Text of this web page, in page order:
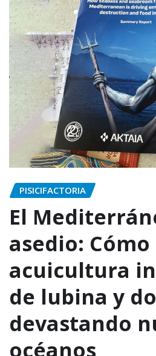
PISICIFACTORIA
El
asedio: Cómo
acuicultura
de lubina y
devastando
océanos